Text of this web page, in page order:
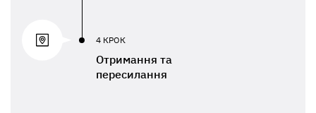
4 КРОК
Отримання та
пересилання